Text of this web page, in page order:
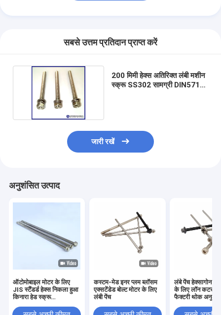
सबसे उत्तम प्रतिदान प्राप्त करें
200 मिमी हेक्स अतिरिक्त लंबी मशीन
स्क्रू SS302 सामग्री DIN571
जारी रखें
अनुशंसित उत्पाद
ऑटोमोबाइल मोटर के लिए
JIS स्टैंडर्ड हेक्स निकला हुआ
किनारा हेड स्क्रू
कस्टम-मेड इनर प्लम ब्लॉसम
एक्सटेंडेड बोल्ट मोटर के लिए
लंबी पेंच
लंबे पेंच हेक्सागोन
के लिए लॉन कटर
फैक्टरी थोक